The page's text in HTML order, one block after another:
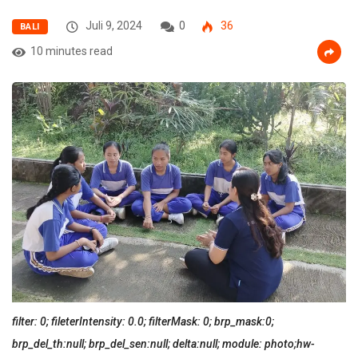
BALI Juli 9, 2024 0
36
10 minutes read
filter: 0; fileterIntensity: 0.0; filterMask: 0; brp_mask:0;
brp_del_th:null; brp_del_sen:null; delta:null; module: photo;hw-